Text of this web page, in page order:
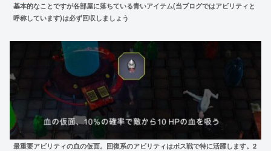
基本的なことですが各部屋に落ちている青いアイテム(当ブログではアビリティと
呼称しています)は必ず回収しましょう
最重要アビリティの血の仮面。回復系のアビリティはボス戦で特に活躍します。2